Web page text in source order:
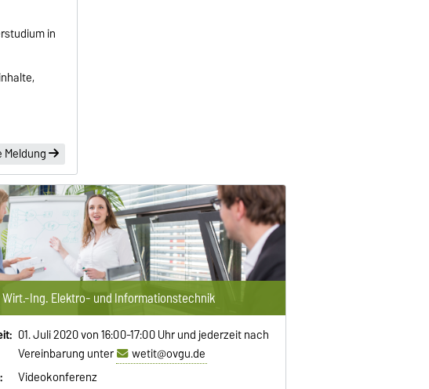
in
Ing. Elektro- und Informationstechnik
01. Juli 2020 von 16:00-17:00 Uhr und jederzeit nach
Vereinbarung unter
wetit@ovgu.de
Videokonferenz